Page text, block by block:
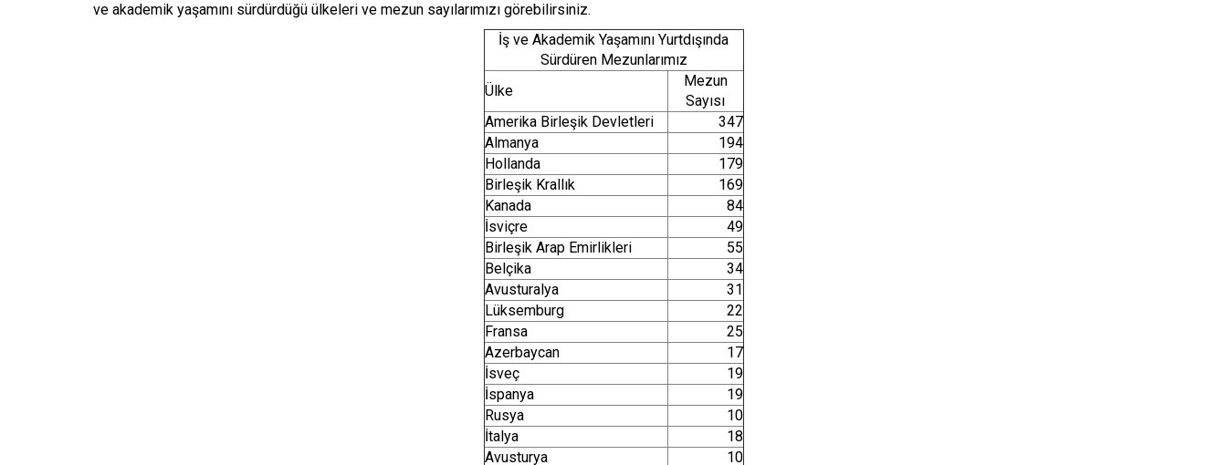
ve akademik yaşamını sürdürdüğü ülkeleri ve mezun sayılarımızı görebilirsiniz.
İş ve Akademik Yaşamını Yurtdışında
Sürdüren Mezunlarımız
Ülke
Mezun
Sayısı
Amerika Birleşik Devletleri
347
Almanya
194
Hollanda
179
Birleşik Krallık
169
Kanada
84
İsviçre
49
Birleşik Arap Emirlikleri
55
Belçika
34
Avusturalya
31
Lüksemburg
22
Fransa
25
Azerbaycan
17
İsveç
19
İspanya
19
Rusya
10
İtalya
18
Avusturya
10